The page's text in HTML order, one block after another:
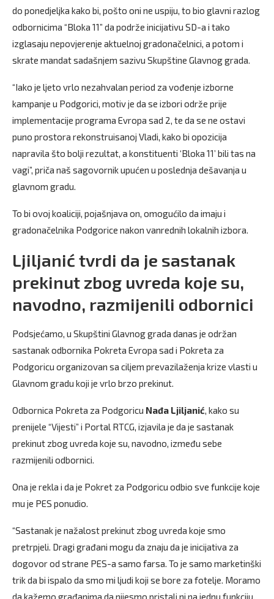
do ponedjeljka kako bi, pošto oni ne uspiju, to bio glavni razlog
odbornicima “Bloka 11” da podrže inicijativu SD-a i tako
izglasaju nepovjerenje aktuelnoj gradonačelnici, a potom i
skrate mandat sadašnjem sazivu Skupštine Glavnog grada.
“Iako je ljeto vrlo nezahvalan period za vođenje izborne
kampanje u Podgorici, motiv je da se izbori održe prije
implementacije programa Evropa sad 2, te da se ne ostavi
puno prostora rekonstruisanoj Vladi, kako bi opozicija
napravila što bolji rezultat, a konstituenti ‘Bloka 11’ bili tas na
vagi”, priča naš sagovornik upućen u poslednja dešavanja u
glavnom gradu.
To bi ovoj koaliciji, pojašnjava on, omogućilo da imaju i
gradonačelnika Podgorice nakon vanrednih lokalnih izbora.
Ljiljanić tvrdi da je sastanak
prekinut zbog uvreda koje su,
navodno, razmijenili odbornici
Podsjećamo, u Skupštini Glavnog grada danas je održan
sastanak odbornika Pokreta Evropa sad i Pokreta za
Podgoricu organizovan sa ciljem prevazilaženja krize vlasti u
Glavnom gradu koji je vrlo brzo prekinut.
Odbornica Pokreta za Podgoricu Nađa Ljiljanić, kako su
prenijele “Vijesti” i Portal RTCG, izjavila je da je sastanak
prekinut zbog uvreda koje su, navodno, između sebe
razmijenili odbornici.
Ona je rekla i da je Pokret za Podgoricu odbio sve funkcije koje
mu je PES ponudio.
“Sastanak je nažalost prekinut zbog uvreda koje smo
pretrpjeli. Dragi građani mogu da znaju da je inicijativa za
dogovor od strane PES-a samo farsa. To je samo marketinški
trik da bi ispalo da smo mi ljudi koji se bore za fotelje. Moramo
da kažemo građanima da nijesmo pristali ni na jednu funkciju,